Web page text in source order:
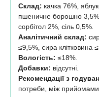
Склад: качка 76%,
пшеничне борошно
сорбітол 2%, сіль 0,5%.
Аналітичний склад:
≤9,5%, сира клітковина
Вологість: ≤18%.
Добавки: відсутні.
Рекомендації з
потреби, між прийомами